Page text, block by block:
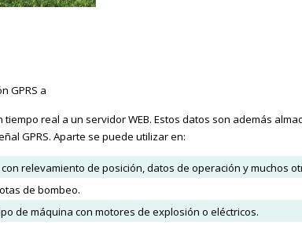
GPRS a
real a un servidor WEB. Estos datos son además
GPRS. Aparte se puede utilizar en:
relevamiento de posición, datos de operación y muchos
de bombeo.
de máquina con motores de explosión o eléctricos.